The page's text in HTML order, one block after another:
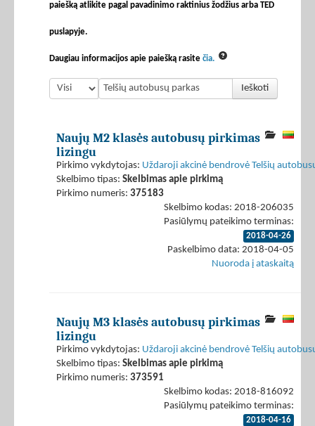
paiešką atlikite pagal pavadinimo raktinius žodžius arba TED
puslapyje.
Daugiau informacijos apie paiešką rasite čia.
Ieškoti
Naujų M2 klasės autobusų pirkimas
lizingu
Pirkimo vykdytojas: Uždaroji akcinė bendrovė Telšių
Skelbimo tipas: Skelbimas apie pirkimą
Pirkimo numeris: 375183
Skelbimo kodas: 2018-206035
Pasiūlymų pateikimo terminas:
2018-04-26
Paskelbimo data: 2018-04-05
Nuoroda į ataskaitą
Naujų M3 klasės autobusų pirkimas
lizingu
Pirkimo vykdytojas: Uždaroji akcinė bendrovė Telšių
Skelbimo tipas: Skelbimas apie pirkimą
Pirkimo numeris: 373591
Skelbimo kodas: 2018-816092
Pasiūlymų pateikimo terminas:
2018-04-16